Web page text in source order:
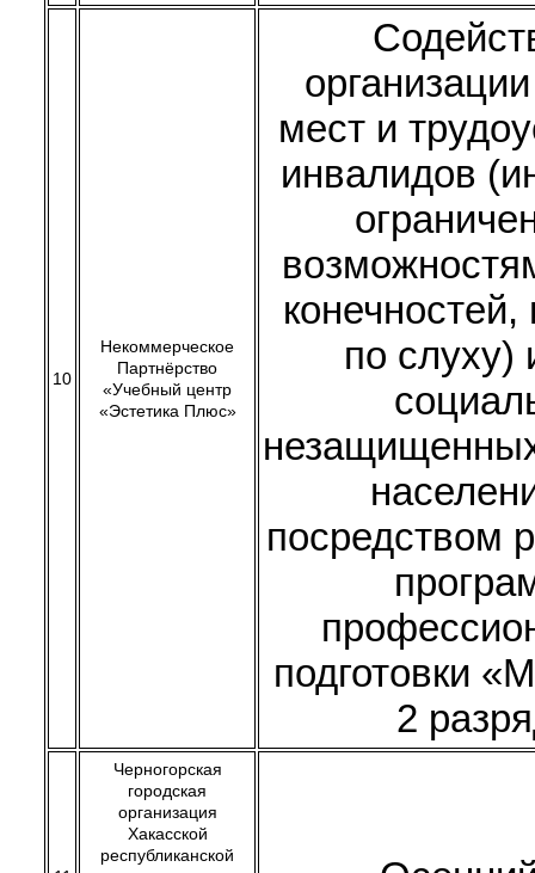
10
Некоммерческое
Партнёрство
«Учебный центр
«Эстетика Плюс»
мест и
инвалидов
по слуху)
посредством
подготовки
2
Черногорская
городская
организация
Хакасской
республиканской